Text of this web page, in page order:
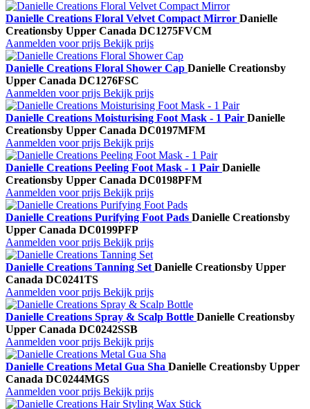
Danielle Creations Floral Velvet Compact Mirror Danielle
Creationsby Upper Canada DC1275FVCM
Aanmelden voor prijs Bekijk prijs
Danielle Creations Floral Shower Cap Danielle Creationsby
Upper Canada DC1276FSC
Aanmelden voor prijs Bekijk prijs
Danielle Creations Moisturising Foot Mask - 1 Pair Danielle
Creationsby Upper Canada DC0197MFM
Aanmelden voor prijs Bekijk prijs
Danielle Creations Peeling Foot Mask - 1 Pair Danielle
Creationsby Upper Canada DC0198PFM
Aanmelden voor prijs Bekijk prijs
Danielle Creations Purifying Foot Pads Danielle Creationsby
Upper Canada DC0199PFP
Aanmelden voor prijs Bekijk prijs
Danielle Creations Tanning Set Danielle Creationsby Upper
Canada DC0241TS
Aanmelden voor prijs Bekijk prijs
Danielle Creations Spray & Scalp Bottle Danielle Creationsby
Upper Canada DC0242SSB
Aanmelden voor prijs Bekijk prijs
Danielle Creations Metal Gua Sha Danielle Creationsby Upper
Canada DC0244MGS
Aanmelden voor prijs Bekijk prijs